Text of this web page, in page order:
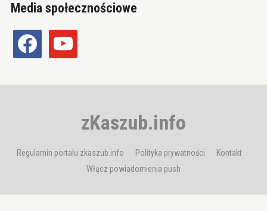
Media społecznościowe
facebook youtube
zKaszub.info
Regulamin portalu zkaszub.info Polityka prywatności
Kontakt
Włącz powiadomienia push